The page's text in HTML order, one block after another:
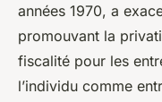
années 1970, a
promouvant la
fiscalité pour les
l’individu comme